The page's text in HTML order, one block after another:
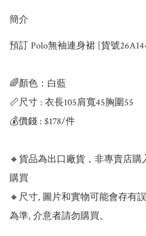
簡介
預訂 Polo無袖連身裙 [貨號
🌈顏色：白藍
📏尺寸 : 衣長105肩寬45胸圍55
💰價錢 : $178/件
🔸貨品為出口廠貨，非專賣店
購買
🔸尺寸, 圖片和實物可能會存有
為準, 介意者請勿購買。